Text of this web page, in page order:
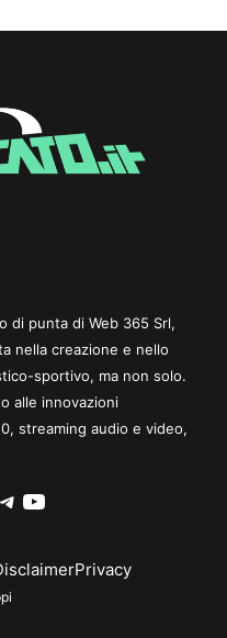
di punta di Web 365 Srl,
nella creazione e nello
sportivo, ma non solo.
alle innovazioni
streaming audio e video,
Telegram
YouTube
Privacy